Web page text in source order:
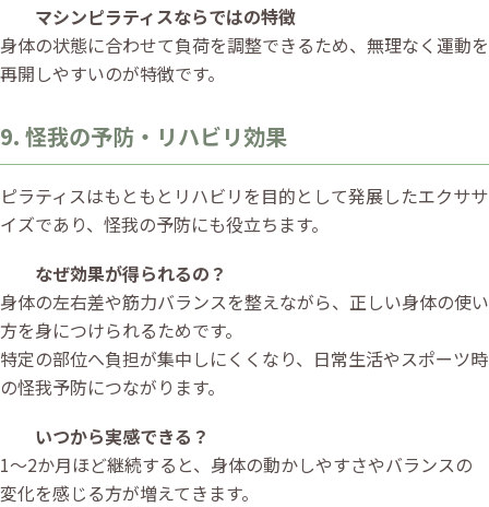
マシンピラティスならではの特徴
身体の状態に合わせて負荷を調整できるため、無理なく運動を
再開しやすいのが特徴です。
9. 怪我の予防・リハビリ効果
ピラティスはもともとリハビリを目的として発展したエクササ
イズであり、怪我の予防にも役立ちます。
なぜ効果が得られるの？
身体の左右差や筋力バランスを整えながら、正しい身体の使い
方を身につけられるためです。
特定の部位へ負担が集中しにくくなり、日常生活やスポーツ時
の怪我予防につながります。
いつから実感できる？
1〜2か月ほど継続すると、身体の動かしやすさやバランスの
変化を感じる方が増えてきます。